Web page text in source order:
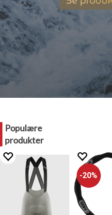
Populære
produkter
20%